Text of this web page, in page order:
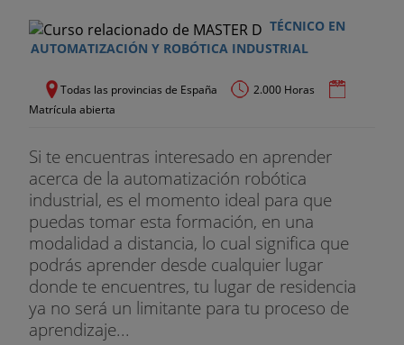
Elementos de control, regulación y medida grifería
Evacuaciones. Ejecución con tubos metálicos,
rejillas.
Instalaciones de contadores.
Grupos de sobre elevación y sus componentes:
depósitos reguladores, presostatos, etc.
Equipos, herramientas y accesorios utilizados en
las instalaciones de fontanería.
TÉCNICO EN
AUTOMATIZACIÓN Y ROBÓTICA INDUSTRIAL
Todas las provincias de España
2.000 Horas
Matrícula abierta
Si te encuentras interesado en aprender
acerca de la automatización robótica
industrial, es el momento ideal para que
puedas tomar esta formación, en una
modalidad a distancia, lo cual significa que
podrás aprender desde cualquier lugar
donde te encuentres, tu lugar de residencia
ya no será un limitante para tu proceso de
aprendizaje...